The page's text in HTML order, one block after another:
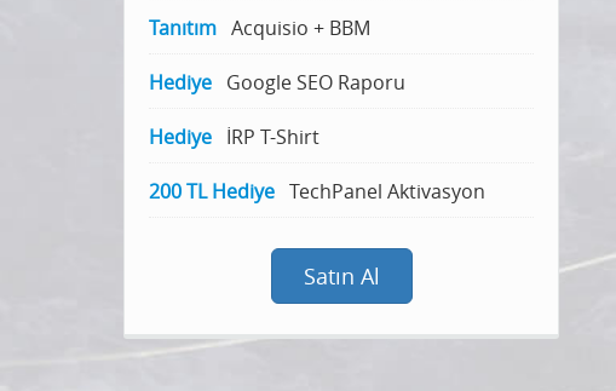
Tanıtım Acquisio + BBM
Hediye Google SEO Raporu
Hediye İRP T-Shirt
200 TL Hediye TechPanel Aktivasyon
Satın Al